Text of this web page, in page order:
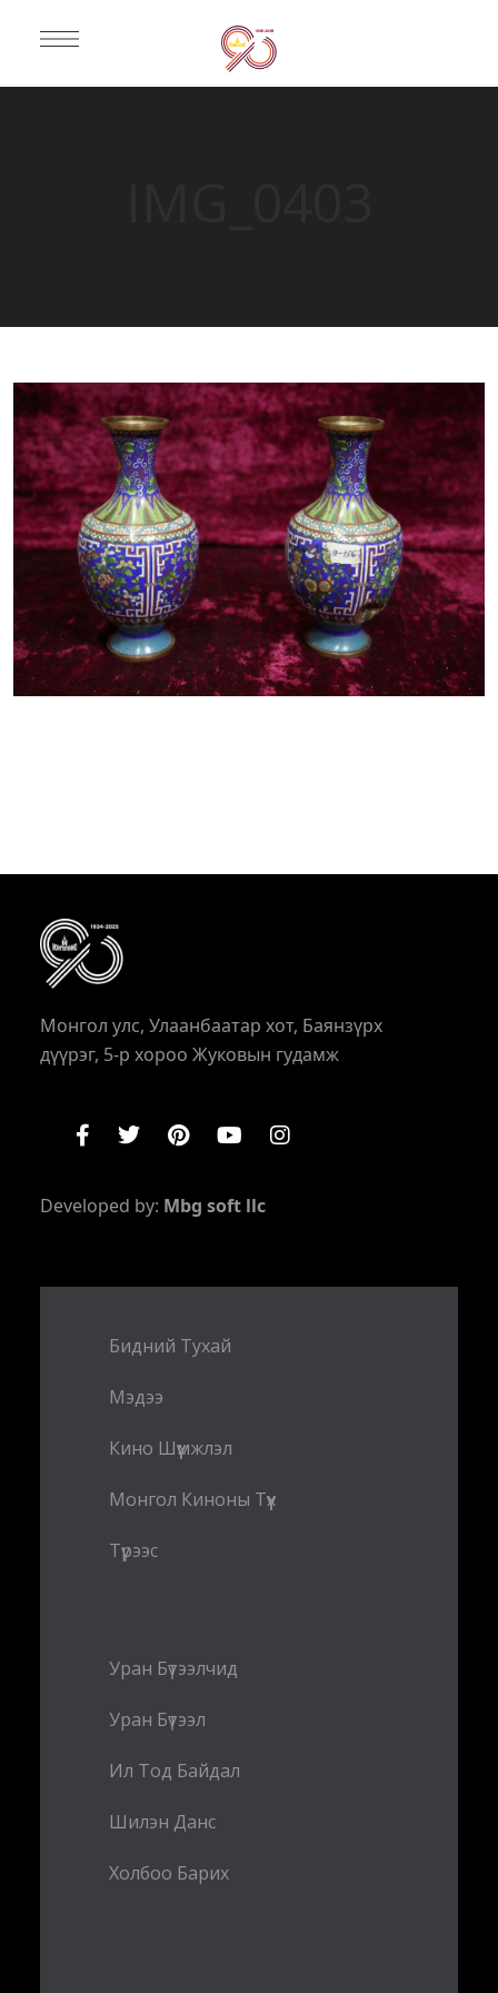
Монгол улс, Улаанбаатар хот, Баянзүрх
дүүрэг, 5-р хороо Жуковын гудамж
Developed by: Mbg soft llc
Бидний Тухай
Мэдээ
Кино Шүүмжлэл
Монгол Киноны Түүх
Түрээс
Уран Бүтээлчид
Уран Бүтээл
Ил Тод Байдал
Шилэн Данс
Холбоо Барих